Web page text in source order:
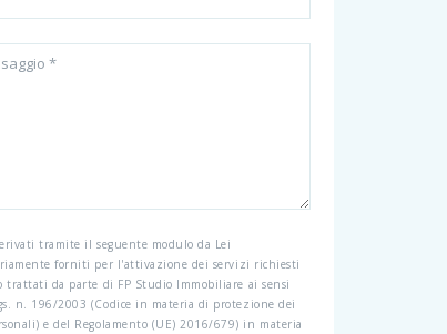
tramite il seguente modulo da Lei
forniti per l'attivazione dei servizi richiesti
trattati da parte di FP Studio Immobiliare ai sensi
n. 196/2003 (Codice in materia di protezione dei
e del Regolamento (UE) 2016/679) in materia